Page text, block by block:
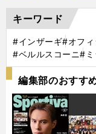
キーワード
#インザーギ#オフィ
#ベルルスコーニ#ミ
編集部のおすす